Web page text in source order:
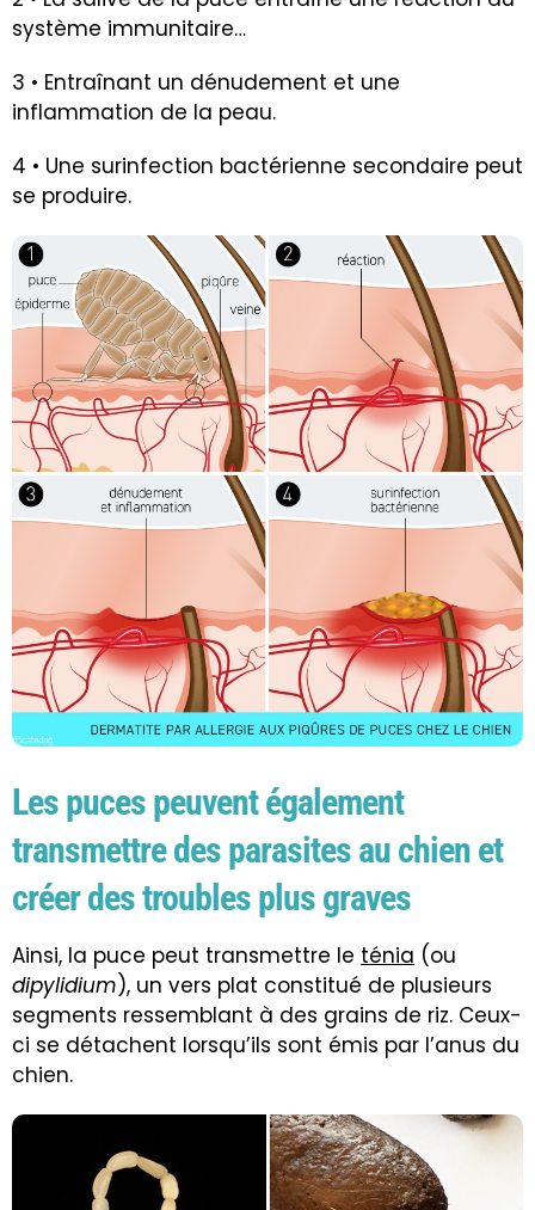
système immunitaire…
3 • Entraînant un dénudement et une
inflammation de la peau.
4 • Une surinfection bactérienne secondaire peut
se produire.
Les puces peuvent également
transmettre des parasites au chien et
créer des troubles plus graves
Ainsi, la puce peut transmettre le ténia (ou
dipylidium), un vers plat constitué de plusieurs
segments ressemblant à des grains de riz. Ceux-
ci se détachent lorsqu’ils sont émis par l’anus du
chien.